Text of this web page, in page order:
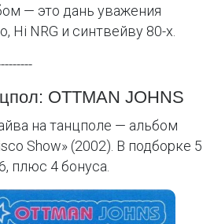
— это дань уважения
Hi NRG и синтвейву 80-х.
OTTMAN JOHNS
на танцполе — альбом
Show» (2002). В подборке 5
плюс 4 бонуса.